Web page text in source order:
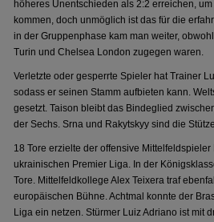
höheres Unentschieden als 2:2 erreichen,
kommen, doch unmöglich ist das für die
in der Gruppenphase kam man weiter,
Turin und Chelsea London zugegen waren.
Verletzte oder gesperrte Spieler hat Trainer
sodass er seinen Stamm aufbieten kann.
gesetzt. Taison bleibt das Bindeglied
der Sechs. Srna und Rakytskyy sind die
18 Tore erzielte der offensive
ukrainischen Premier Liga. In der
Tore. Mittelfeldkollege Alex Teixera traf
europäischen Bühne. Achtmal konnte der
Liga ein netzen. Stürmer Luiz Adriano ist mit